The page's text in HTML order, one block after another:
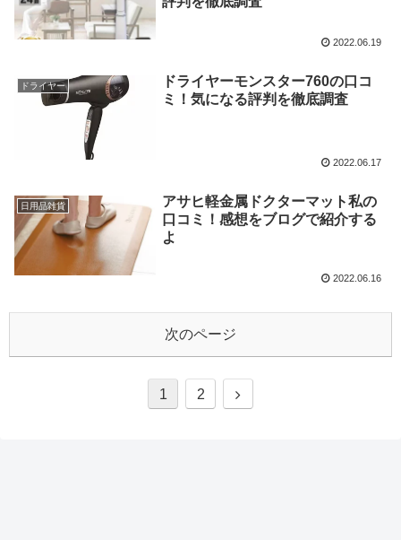
2022.06.19
ドライヤー
ドライヤーモンスター760の口コ
ミ！気になる評判を徹底調査
2022.06.17
日用品雑貨
アサヒ軽金属ドクターマット私の
口コミ！感想をブログで紹介する
よ
2022.06.16
次のページ
1 2
次